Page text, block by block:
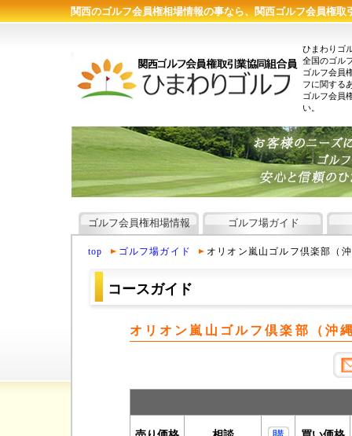
関西のゴルフ会員権相場情報の事なら、関西ゴルフ会員権
ひまわりゴ
全国のゴル
ゴルフ会員
フに関する
ゴルフ会員
い。
ゴルフ会員権相場情報 ゴルフ場ガイド
top ゴルフ場ガイド オリオン嵐山ゴルフ倶楽部（
コースガイド
オリオン嵐山ゴルフ倶楽部（沖